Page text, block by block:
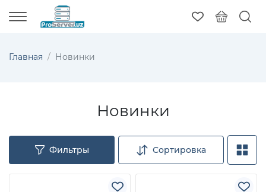
Главная Новинки
Новинки
Фильтры Сортировка